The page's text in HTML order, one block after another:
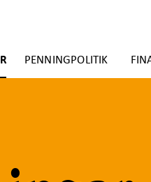
PENNINGPOLITIK